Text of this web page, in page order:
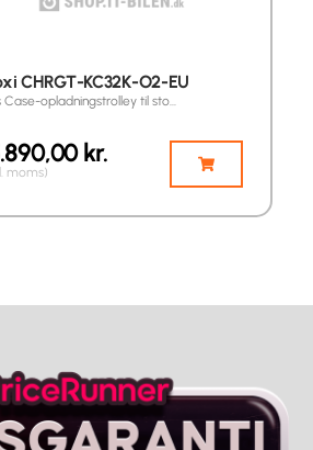
CHRGT-KC32K-O2-EU
Case-opladningstrolley til sto…
kr.
moms)